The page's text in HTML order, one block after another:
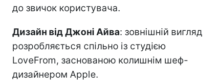
до звичок користувача.
Дизайн від Джоні Айва: зовнішній вигляд
розробляється спільно із студією
LoveFrom, заснованою колишнім шеф-
дизайнером Apple.